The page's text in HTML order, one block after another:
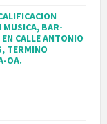
MUSICA, BAR-
CALLE ANTONIO
TERMINO
OA.